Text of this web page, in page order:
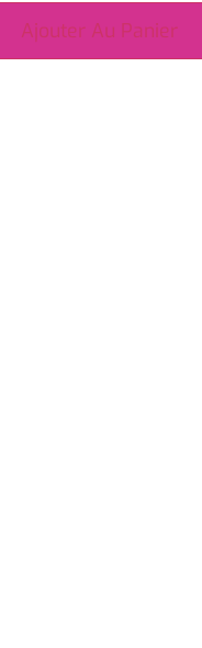
Ajouter Au Panier